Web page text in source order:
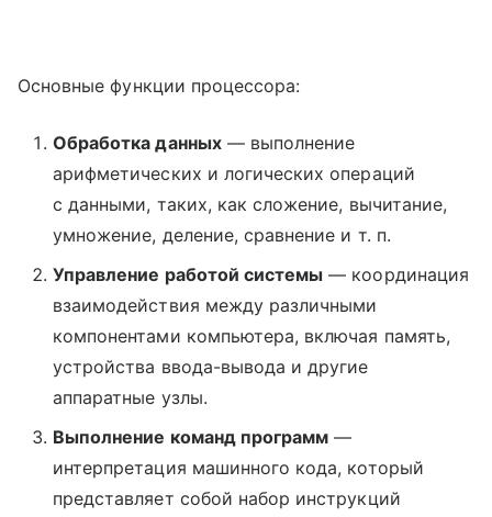
Основные функции процессора:
Обработка данных— выполнение
арифметических и логических операций
с данными, таких, как сложение, вычитание,
умножение, деление, сравнение и т. п.
Управление работой системы — координация
взаимодействия между различными
компонентами компьютера, включая память,
устройства ввода-вывода и другие
аппаратные узлы.
Выполнение команд программ —
интерпретация машинного кода, который
представляет собой набор инструкций